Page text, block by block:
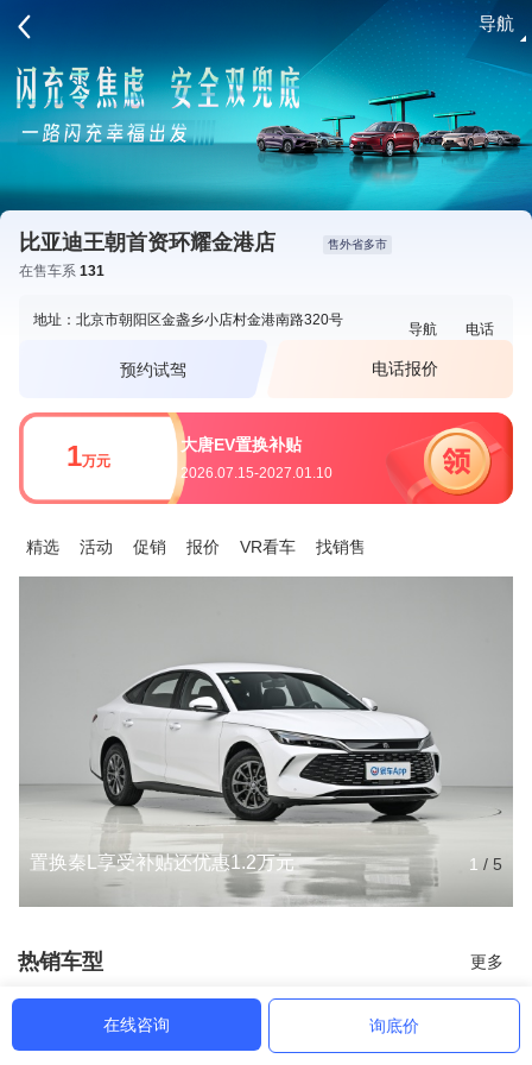
导航
比亚迪王朝首资环耀金港店 售外省多市
在售车系 131
地址：北京市朝阳区金盏乡小店村金港南路320号
导航 电话
预约试驾 电话报价
1万元
大唐EV置换补贴
2026.07.15-2027.01.10
精选 活动 促销 报价 VR看车 找销售
请登录
置换秦L享受补贴还优惠1.2万元 1 / 5
热销车型 更多
在线咨询 询底价